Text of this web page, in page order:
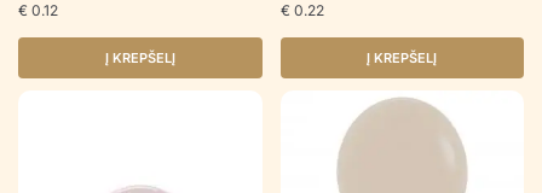
€ 0.12
Į KREPŠELĮ
€ 0.22
Į KREPŠELĮ